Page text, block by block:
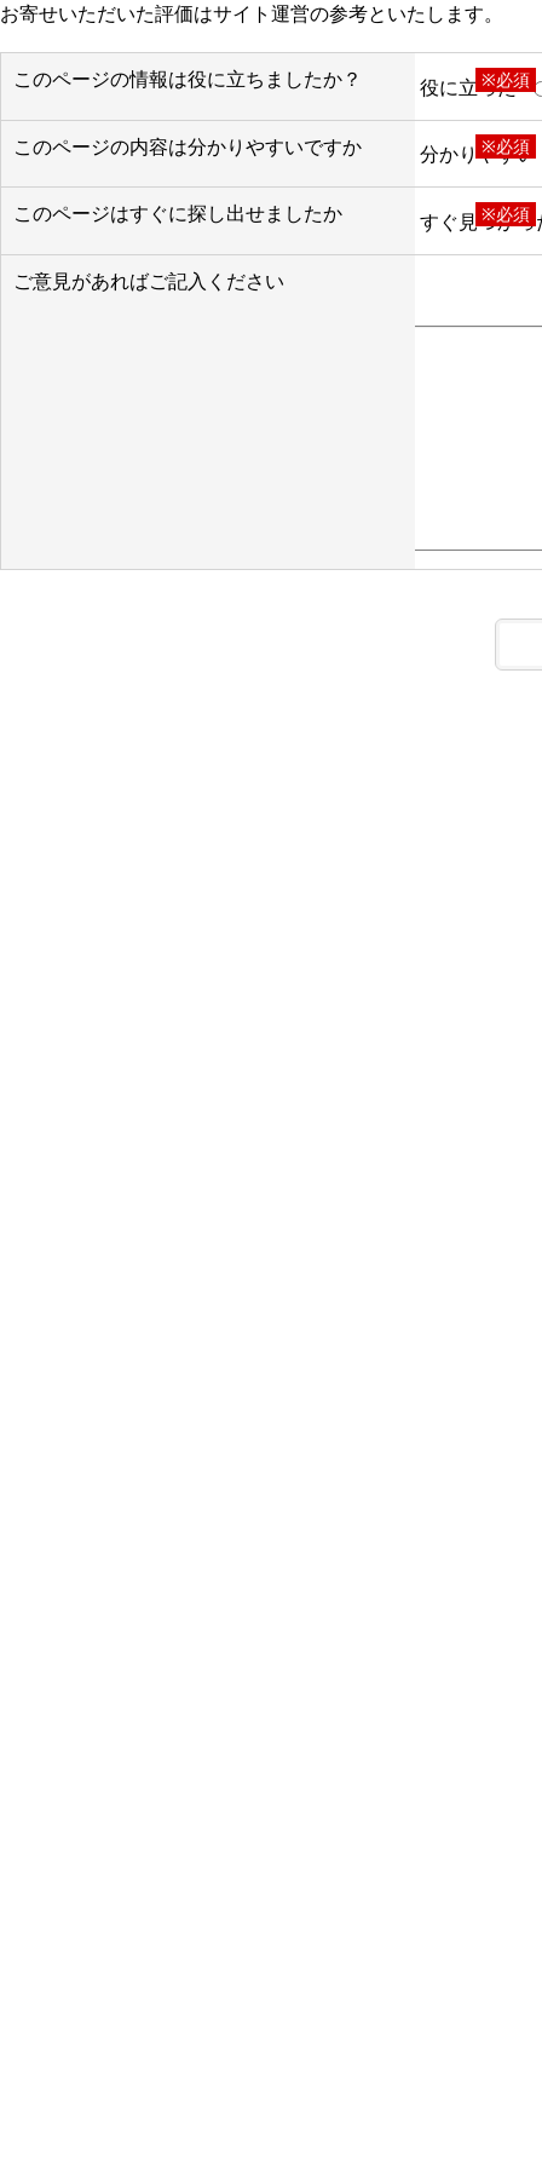
お寄せいただいた評価はサイト運営の参考といたします。
このページの情報は役に立ちましたか？ ※必須
役に立った
このページの内容は分かりやすいですか ※必須
分かりやすい
このページはすぐに探し出せましたか ※必須
すぐ見つかっ
ご意見があればご記入ください